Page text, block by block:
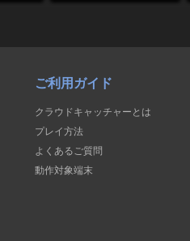
ご利用ガイド
クラウドキャッチャーとは
プレイ方法
よくあるご質問
動作対象端末